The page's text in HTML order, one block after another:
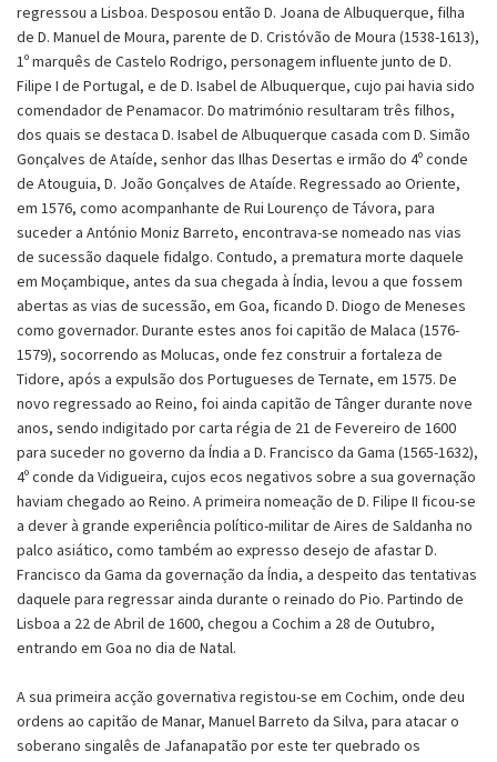
regressou a Lisboa. Desposou então D. Joana de Albuquerque, filha
de D. Manuel de Moura, parente de D. Cristóvão de Moura (1538-1613),
1º marquês de Castelo Rodrigo, personagem influente junto de D.
Filipe I de Portugal, e de D. Isabel de Albuquerque, cujo pai havia sido
comendador de Penamacor. Do matrimónio resultaram três filhos,
dos quais se destaca D. Isabel de Albuquerque casada com D. Simão
Gonçalves de Ataíde, senhor das Ilhas Desertas e irmão do 4º conde
de Atouguia, D. João Gonçalves de Ataíde. Regressado ao Oriente,
em 1576, como acompanhante de Rui Lourenço de Távora, para
suceder a António Moniz Barreto, encontrava-se nomeado nas vias
de sucessão daquele fidalgo. Contudo, a prematura morte daquele
em Moçambique, antes da sua chegada à Índia, levou a que fossem
abertas as vias de sucessão, em Goa, ficando D. Diogo de Meneses
como governador. Durante estes anos foi capitão de Malaca (1576-
1579), socorrendo as Molucas, onde fez construir a fortaleza de
Tidore, após a expulsão dos Portugueses de Ternate, em 1575. De
novo regressado ao Reino, foi ainda capitão de Tânger durante nove
anos, sendo indigitado por carta régia de 21 de Fevereiro de 1600
para suceder no governo da Índia a D. Francisco da Gama (1565-1632),
4º conde da Vidigueira, cujos ecos negativos sobre a sua governação
haviam chegado ao Reino. A primeira nomeação de D. Filipe II ficou-se
a dever à grande experiência político-militar de Aires de Saldanha no
palco asiático, como também ao expresso desejo de afastar D.
Francisco da Gama da governação da Índia, a despeito das tentativas
daquele para regressar ainda durante o reinado do Pio. Partindo de
Lisboa a 22 de Abril de 1600, chegou a Cochim a 28 de Outubro,
entrando em Goa no dia de Natal.
A sua primeira acção governativa registou-se em Cochim, onde deu
ordens ao capitão de Manar, Manuel Barreto da Silva, para atacar o
soberano singalês de Jafanapatão por este ter quebrado os